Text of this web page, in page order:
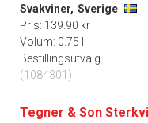
Svakviner, Sverige
Pris: 139.90 kr
Volum: 0.75 l
Bestillingsutvalg
(1084301)
Tegner & Son